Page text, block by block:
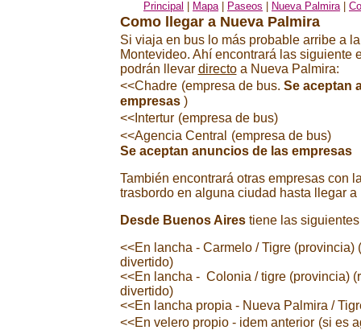
Principal Mapa| Paseos Nueva Palmira|
Como llegara Nueva Palmira
Si viaja en bus lo más probable arribe a
Montevideo. Ahí encontrará las siguiente
podrán llevar directoa Nueva Palmira:
<<Chadre (empresa de bus. Se aceptan
empresas)
<<Intertur (empresa de bus)
<<Agencia Central
(empresa de bus)
Se aceptan anuncios de las empresas
También encontrará otras empresas con
trasbordo en alguna ciudad hasta llegar
Desde Buenos Airestiene las
<<En lancha - Carmelo / Tigre (provincia)
divertido)
<<En lancha - Colonia / tigre (provincia)
divertido)
<<En lancha propia - Nueva Palmira /
<<En velero propio - idem anterior (si es